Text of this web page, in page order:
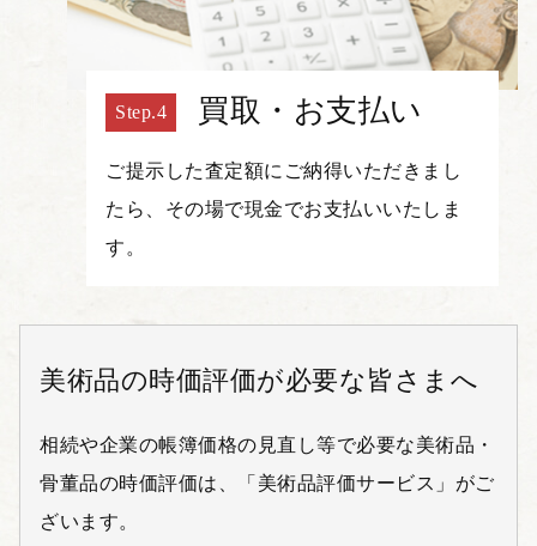
買取・お支払い
ご提示した査定額にご納得いただきまし
たら、その場で現金でお支払いいたしま
す。
美術品の時価評価が必要な皆さまへ
相続や企業の帳簿価格の見直し等で必要な美術品・
骨董品の時価評価は、「美術品評価サービス」がご
ざいます。